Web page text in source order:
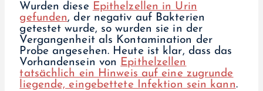
Wurden diese Epithelzellen in Urin
gefunden, der negativ auf Bakterien
getestet wurde, so wurden sie in der
Vergangenheit als Kontamination der
Probe angesehen. Heute ist klar, dass das
Vorhandensein von Epithelzellen
tatsächlich ein Hinweis auf eine zugrunde
liegende, eingebettete Infektion sein kann.